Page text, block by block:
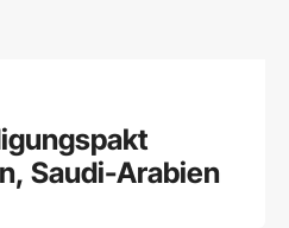
Saudi-Arabien